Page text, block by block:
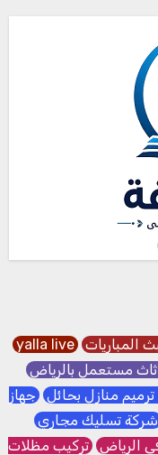
المباريات yalla live
مستعمل بالرياض
منازل بحائل جهاز
تسليك مجاري
الرياض تركيب مظلات